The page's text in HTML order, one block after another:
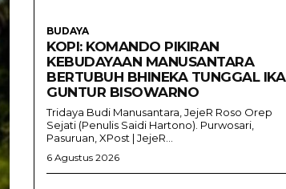
BUDAYA
KOPI: KOMANDO PIKIRAN
KEBUDAYAAN MANUSANTARA
BERTUBUH BHINEKA TUNGGAL IKA
GUNTUR BISOWARNO
Tridaya Budi Manusantara, JejeR Roso Orep
Sejati (Penulis Saidi Hartono). Purwosari,
Pasuruan, XPost | JejeR...
6 Agustus 2026